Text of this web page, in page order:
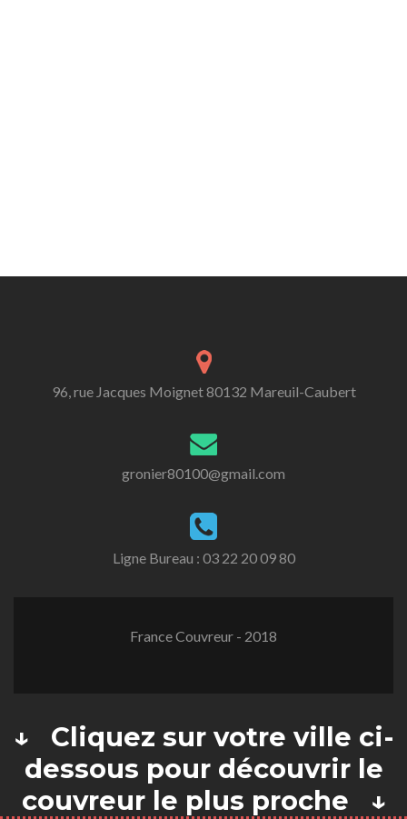
96, rue Jacques Moignet 80132 Mareuil-Caubert
gronier80100@gmail.com
Ligne Bureau : 03 22 20 09 80
France Couvreur - 2018
↓ Cliquez sur votre ville ci-
dessous pour découvrir le
couvreur le plus proche ↓